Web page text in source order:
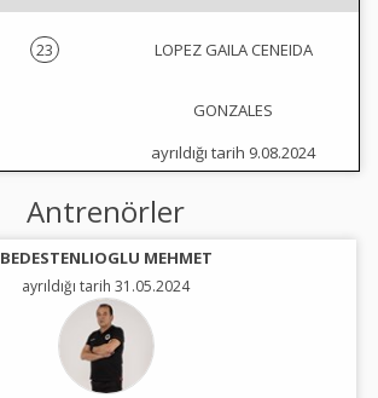
23 LOPEZ GAILA CENEIDA
GONZALES
ayrıldığı tarih 9.08.2024
Antrenörler
BEDESTENLIOGLU MEHMET
ayrıldığı tarih 31.05.2024